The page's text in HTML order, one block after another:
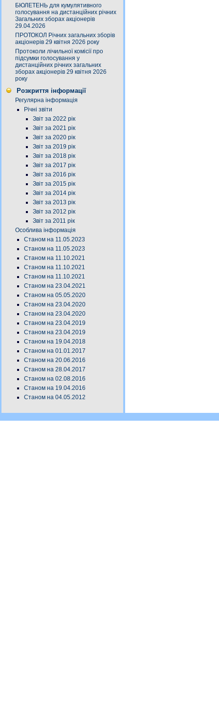
БЮЛЕТЕНЬ для кумулятивного
голосування на дистанційних річних
Загальних зборах акціонерів
29.04.2026
ПРОТОКОЛ Річних загальних зборів
акціонерів 29 квітня 2026 року
Протоколи лічильної комісії про
підсумки голосування у
дистанційних річних загальних
зборах акціонерів 29 квітня 2026
року
Розкриття інформації
Регулярна інформація
Річні звіти
Звіт за 2022 рік
Звіт за 2021 рік
Звіт за 2020 рік
Звіт за 2019 рік
Звіт за 2018 рік
Звіт за 2017 рік
Звіт за 2016 рік
Звіт за 2015 рік
Звіт за 2014 рік
Звіт за 2013 рік
Звіт за 2012 рік
Звіт за 2011 рік
Особлива інформація
Станом на 11.05.2023
Станом на 11.05.2023
Станом на 11.10.2021
Станом на 11.10.2021
Станом на 11.10.2021
Станом на 23.04.2021
Станом на 05.05.2020
Станом на 23.04.2020
Станом на 23.04.2020
Станом на 23.04.2019
Станом на 23.04.2019
Станом на 19.04.2018
Станом на 01.01.2017
Станом на 20.06.2016
Станом на 28.04.2017
Станом на 02.08.2016
Станом на 19.04.2016
Станом на 04.05.2012